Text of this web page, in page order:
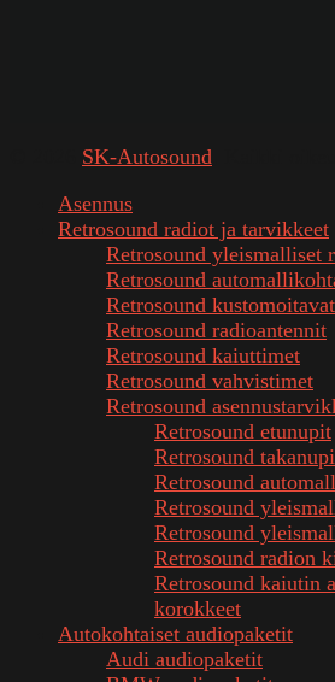
SK-Autosound
Asennus
Retrosound radiot ja tarvikkeet
Retrosound yleismalliset
Retrosound
Retrosound
Retrosound radioantennit
Retrosound kaiuttimet
Retrosound vahvistimet
Retrosound
Retrosound etunupit
Retrosound
Retrosound
Retrosound
Retrosound
Retrosound radion
Retrosound kaiutin
korokkeet
Autokohtaiset audiopaketit
Audi audiopaketit